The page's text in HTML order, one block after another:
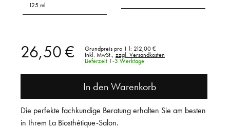
125 ml
26,50 € Grundpreis pro 1 l: 212,00 €
Inkl. MwSt.,
zzgl. Versandkosten
Lieferzeit 1-3 Werktage
In den Warenkorb
Die perfekte fachkundige Beratung erhalten Sie am besten
in Ihrem La Biosthétique-Salon.